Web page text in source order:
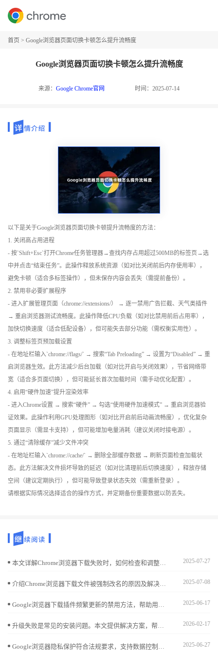
首页 > Google浏览器页面切换卡顿怎么提升流畅度
Google浏览器页面切换卡顿怎么提升流畅度
来源： Google Chrome官网 时间：2025-07-14
以下是关于Google浏览器页面切换卡顿提升流畅度的方法：
1. 关闭高占用进程
- 按`Shift+Esc`打开Chrome任务管理器→查找内存占用超过500MB的标签页→选
中并点击“结束任务”。此操作释放系统资源（如对比关闭前后内存使用率），
避免卡顿（适合多标签操作），但未保存内容会丢失（需提前备份）。
2. 禁用非必要扩展程序
- 进入扩展管理页面（chrome://extensions/） → 逐一禁用广告拦截、天气类插件
→ 重启浏览器测试流畅度。此操作降低CPU负载（如对比禁用前后占用率），
加快切换速度（适合低配设备），但可能失去部分功能（需权衡实用性）。
3. 调整标签页预加载设置
- 在地址栏输入`chrome://flags/` → 搜索“Tab Preloading” → 设置为“Disabled” → 重
启浏览器生效。此方法减少后台加载（如对比开启与关闭效果），节省网络带
宽（适合多页面切换），但可能延长首次加载时间（需手动优化配置）。
4. 启用“硬件加速”提升渲染效率
- 进入Chrome设置 → 搜索“硬件” → 勾选“使用硬件加速模式” → 重启浏览器验
证效果。此操作利用GPU处理图形（如对比开启前后动画流畅度），优化复杂
页面显示（需显卡支持），但可能增加电量消耗（建议关闭时接电源）。
5. 通过“清除缓存”减少文件冲突
- 在地址栏输入`chrome://cache/` → 删除全部缓存数据 → 刷新页面检查加载状
态。此方法解决文件损坏导致的延迟（如对比清理前后切换速度），释放存储
空间（建议定期执行），但可能导致登录状态失效（需重新登录）。
请根据实际情况选择适合的操作方式，并定期备份重要数据以防丢失。
2025-07-27
2025-07-08
2025-06-17
2026-02-17
2025-06-27